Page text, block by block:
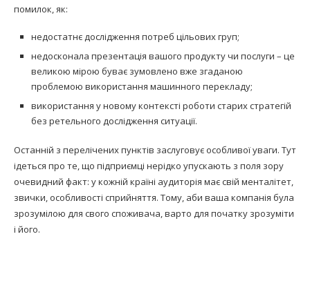
помилок, як:
недостатнє дослідження потреб цільових груп;
недосконала презентація вашого продукту чи послуги – це
великою мірою буває зумовлено вже згаданою
проблемою використання машинного перекладу;
використання у новому контексті роботи старих стратегій
без ретельного дослідження ситуації.
Останній з перелічених пунктів заслуговує особливої уваги. Тут
ідеться про те, що підприємці нерідко упускають з поля зору
очевидний факт: у кожній країні аудиторія має свій менталітет,
звички, особливості сприйняття. Тому, аби ваша компанія була
зрозумілою для свого споживача, варто для початку зрозуміти
і його.